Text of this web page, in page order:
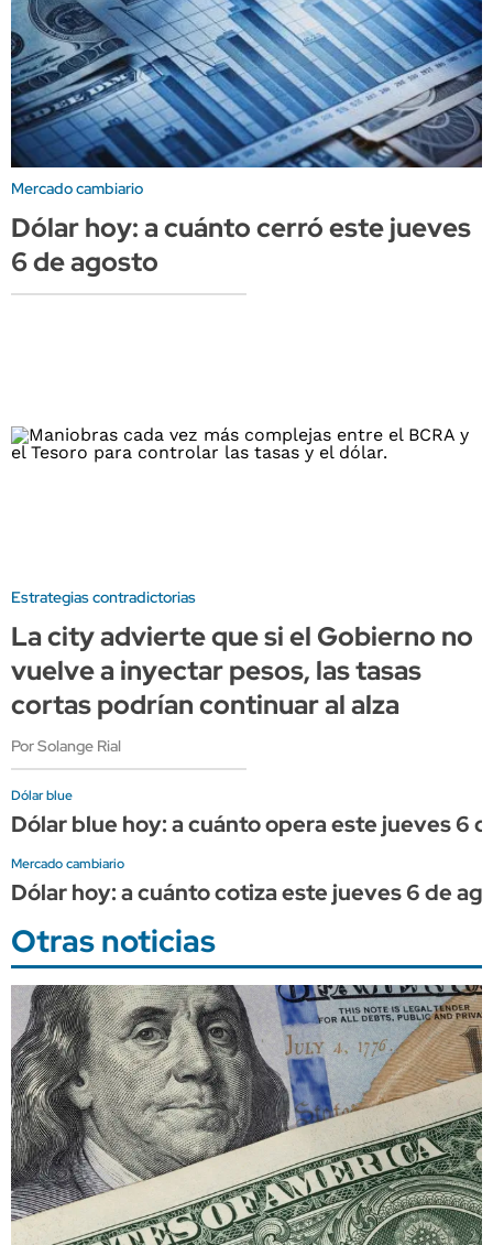
Mercado cambiario
Dólar hoy: a cuánto cerró este jueves
6 de agosto
Estrategias contradictorias
La city advierte que si el Gobierno no
vuelve a inyectar pesos, las tasas
cortas podrían continuar al alza
Por Solange Rial
Dólar blue
Dólar blue hoy: a cuánto opera este jueves 6
Mercado cambiario
Dólar hoy: a cuánto cotiza este jueves 6 de
Otras noticias